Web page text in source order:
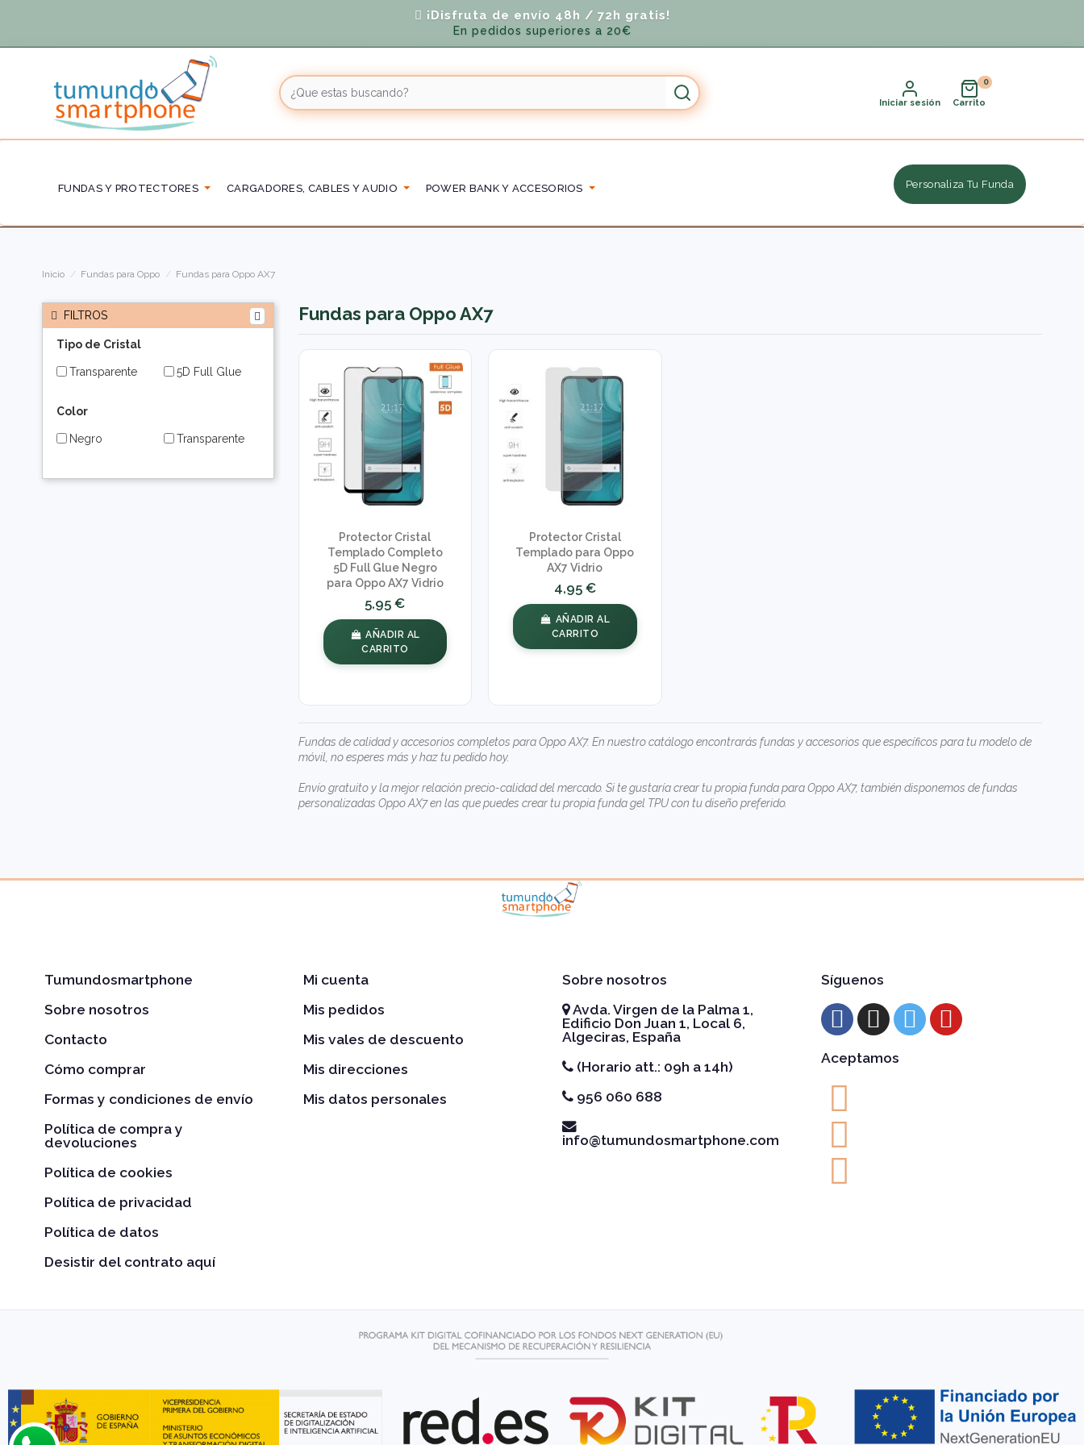
¡Disfruta de envío 48h / 72h gratis!
En pedidos superiores a 20€
Iniciar sesión Carrito
FUNDAS Y PROTECTORES CARGADORES, CABLES Y AUDIO POWER BANK Y ACCESORIOS Personaliza Tu Funda
Inicio Fundas para Oppo Fundas para Oppo AX7
Fundas para Oppo AX7
Protector Cristal
Templado Completo
5D Full Glue Negro
para Oppo AX7 Vidrio
5,95 €
AÑADIR AL
CARRITO
Protector Cristal
Templado para Oppo
AX7 Vidrio
4,95 €
AÑADIR AL
CARRITO
Fundas de calidad y accesorios completos para Oppo AX7. En nuestro catálogo encontrarás fundas y accesorios que específicos para tu modelo de
móvil, no esperes más y haz tu pedido hoy.
Envío gratuito y la mejor relación precio-calidad del mercado. Si te gustaría crear tu propia funda para Oppo AX7, también disponemos defundas
personalizadas Oppo AX7en las que puedes crear tu propia funda gel TPU con tu diseño preferido.
FILTROS
Tipo de Cristal
Transparente 5D Full Glue
Color
Negro Transparente
Tumundosmartphone
Sobre nosotros
Contacto
Cómo comprar
Formas y condiciones de envío
Política de compra y
devoluciones
Política de cookies
Política de privacidad
Política de datos
Desistir del contrato aquí
Mi cuenta
Mis pedidos
Mis vales de descuento
Mis direcciones
Mis datos personales
Sobre nosotros
Avda. Virgen de la Palma 1,
Edificio Don Juan 1, Local 6,
Algeciras, España
(Horario att.: 09h a 14h)
956 060 688
info@tumundosmartphone.com
Síguenos
Aceptamos